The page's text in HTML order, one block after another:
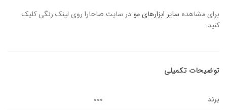
برای مشاهده سایر ابزارهای مو در سایت صاحارا روی لینک رنگی کلیک
کنید.
توضیحات تکمیلی
برند 000